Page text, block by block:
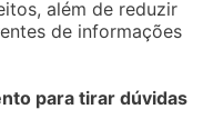
além de reduzir
de informações
para tirar dúvidas